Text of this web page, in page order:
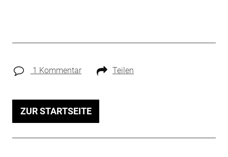
1 Kommentar Teilen
ZUR STARTSEITE